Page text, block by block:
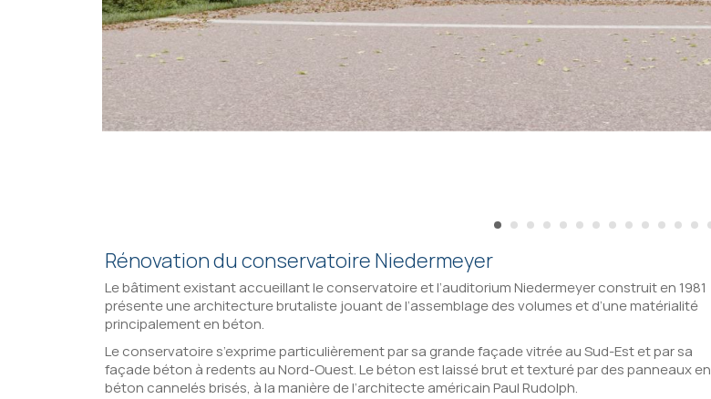
Rénovation du conservatoire Niedermeyer
Le bâtiment existant accueillant le conservatoire et l’auditorium Niedermeyer construit en 1981
présente une architecture brutaliste jouant de l’assemblage des volumes et d’une matérialité
principalement en béton.
Le conservatoire s’exprime particulièrement par sa grande façade vitrée au Sud-Est et par sa
façade béton à redents au Nord-Ouest. Le béton est laissé brut et texturé par des panneaux en
béton cannelés brisés, à la manière de l’architecte américain Paul Rudolph.